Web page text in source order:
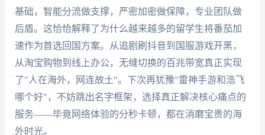
基础，智能分流做支撑，严密加密做保障，专业团队做
后盾。这恰恰解释了为什么越来越多的留学生将番茄加
速作为首选回国方案。从追剧刷抖音到国服游戏开黑，
从淘宝购物到线上办公，无缝切换的百兆带宽真正实现
了"人在海外，网连故土"。下次再犹豫"雷神手游和浩飞
哪个好"，不妨跳出名字框架，选择真正解决核心痛点的
服务——毕竟网络体验的分秒卡顿，都在消磨宝贵的海
外时光。